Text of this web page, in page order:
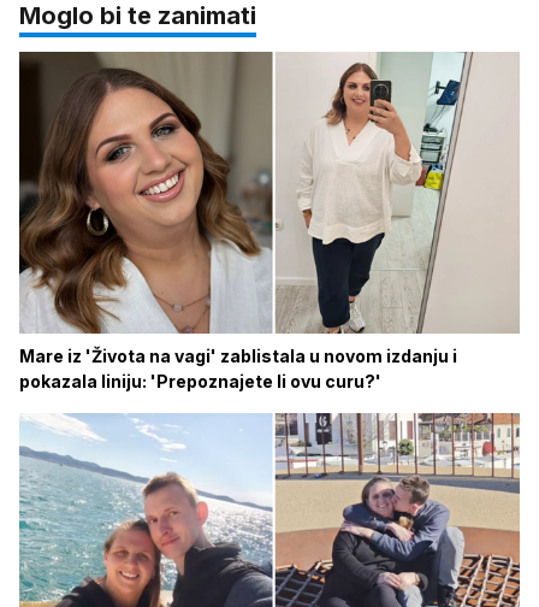
Moglo bi te zanimati
Mare iz 'Života na vagi' zablistala u novom izdanju i
pokazala liniju: 'Prepoznajete li ovu curu?'